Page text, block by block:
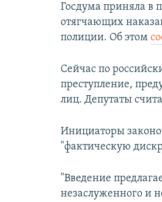
Госдума приняла в
отягчающих
полиции. Об этом
Сейчас по
преступление,
лиц. Депутаты
Инициаторы
"фактическую
"Введение
незаслуженного и